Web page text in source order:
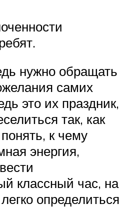
нужно обращать
самих
это их праздник,
так, как
к чему
энергия,
классный час, на
определиться